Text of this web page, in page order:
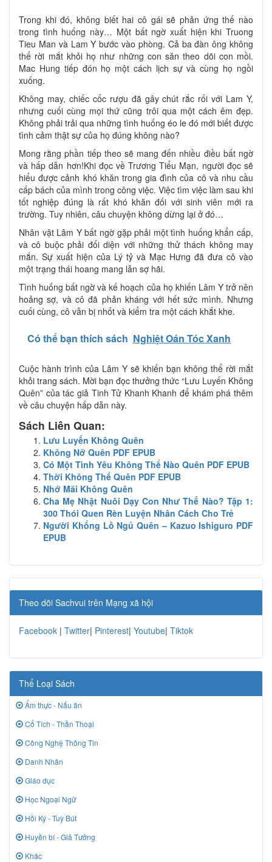
Trong khi đó, không biết hai cô gái sẽ phản ứng thế nào
trong tình huống này… Một bất ngờ xuất hiện khi Truong
Tieu Man và Lam Y bước vào phòng. Cả ba đàn ông không
thể rời mắt khỏi họ như những con săn theo dõi con mồi.
Mac Hung tiếp đón họ một cách lịch sự và cùng họ ngồi
xuống.
Không may, chiếc cốc rượu đã gây chút rắc rối với Lam Y,
nhưng cuối cùng mọi thứ cũng trôi qua một cách êm đẹp.
Không phải trải qua những tình huống éo le đó mới biết được
tình cảm thật sự của họ đúng không nào?
Mong rằng phần tiếp theo sẽ mang đến nhiều điều bất ngờ
và hấp dẫn hơn!Khi đọc về Trương Tiểu Mạn, người đọc sẽ
hiểu được cảnh khó khăn trong gia đình của cô và nhu cầu
cấp bách của mình trong công việc. Việc tìm việc làm sau khi
tốt nghiệp đúng là rất khó khăn đối với sinh viên mới ra
trường. Tuy nhiên, câu chuyện không dừng lại ở đó…
Nhân vật Lâm Y bất ngờ gặp phải một tình huống khẩn cấp,
và cô buộc phải đối diện với những thử thách không may
mắn. Sự xuất hiện của Lý tỷ và Mạc Hưng đã đưa cô vào
một trạng thái hoang mang lẫn sợ hãi.
Tình huống bất ngờ và kế hoạch của họ khiến Lâm Y trở nên
hoảng sợ, và cô đã phản kháng với hết sức mình. Nhưng
cuối cùng, cô vẫn bị nhốt và kiểm tra một cách khắt khe.
Có thể bạn thích sách Nghiệt Oán Tóc Xanh
Cuộc hành trình của Lâm Y sẽ khiến bạn không thể rời mắt
khỏi trang sách. Mời bạn đọc thưởng thức “Lưu Luyến Không
Quên” của tác giả Tinh Tử Khanh Khanh để khám phá thêm
về câu chuyện hấp dẫn này.
Sách Liên Quan:
Lưu Luyến Không Quên
Không Nỡ Quên PDF EPUB
Có Một Tình Yêu Không Thể Nào Quên PDF EPUB
Thời Không Thể Quên PDF EPUB
Nhớ Mãi Không Quên
Cha Mẹ Nhật Nuôi Dạy Con Như Thế Nào? Tập 1:
300 Thói Quen Rèn Luyện Nhân Cách Cho Trẻ
Người Khổng Lồ Ngủ Quên – Kazuo Ishiguro PDF
EPUB
Theo dõi Sachvui trên Mạng xã hội
Facebook | Twitter| Pinterest| Youtube| Tiktok
Thể Loại Sách
Ẩm thực - Nấu ăn
Cổ Tích - Thần Thoại
Công Nghệ Thông Tin
Danh Nhân
Giáo dục
Học Ngoại Ngữ
Hồi Ký - Tuỳ Bút
Huyền bí - Giả Tưởng
Khác